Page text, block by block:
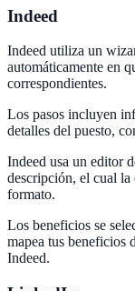
Indeed
Indeed utiliza un
automáticamente en
correspondientes.
Los pasos incluyen
detalles del puesto,
Indeed usa un editor
descripción, el cual la
formato.
Los beneficios se
mapea tus beneficios
Indeed.